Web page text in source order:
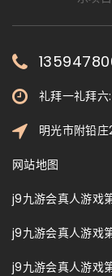
礼拜一礼拜
明光市附铅庄
网站地图
j9九游会真人游戏
j9九游会真人游戏
j9九游会真人游戏